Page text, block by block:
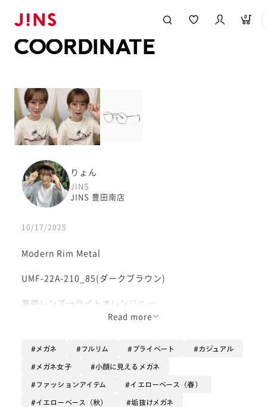
0
COORDINATE
りょん
JINS
JINS 豊田南店
10/17/2025
Modern Rim Metal
UMF-22A-210_85(ダークブラウン)
着用レンズ→ライトオレンジ🍊
ミルクチョコのようなブラウンカラーで、柔らかく落ち
着いた印象にしてくれます✨
程よく大きめなので、小顔効果も抜群🥹
Read more
メガネ フルリム プライベート カジュアル
メガネ女子 小顔に見えるメガネ
ファッションアイテム イエローベース（春）
イエローベース（秋） 垢抜けメガネ